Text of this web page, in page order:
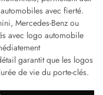
avec fierté.
Mercedes-Benz ou
avec logo automobile
garantit que les logos
de vie du porte-clés.